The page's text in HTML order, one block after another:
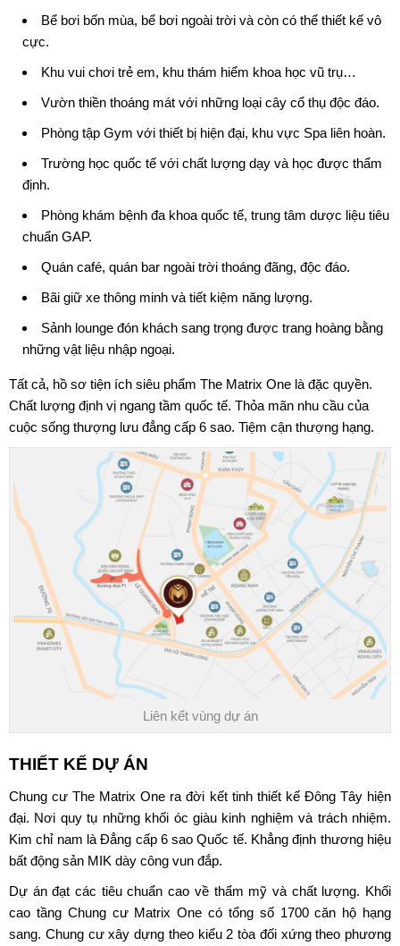
Bể bơi bốn mùa, bể bơi ngoài trời và còn có thể thiết kế vô
cực.
Khu vui chơi trẻ em, khu thám hiểm khoa học vũ trụ…
Vườn thiền thoáng mát với những loại cây cổ thụ độc đáo.
Phòng tập Gym với thiết bị hiện đại, khu vực Spa liên hoàn.
Trường học quốc tế với chất lượng dạy và học được thẩm
định.
Phòng khám bệnh đa khoa quốc tế, trung tâm dược liệu tiêu
chuẩn GAP.
Quán café, quán bar ngoài trời thoáng đãng, độc đáo.
Bãi giữ xe thông minh và tiết kiệm năng lượng.
Sảnh lounge đón khách sang trọng được trang hoàng bằng
những vật liệu nhập ngoại.
Tất cả, hồ sơ tiện ích siêu phẩm The Matrix One là đặc quyền.
Chất lượng định vị ngang tầm quốc tế. Thỏa mãn nhu cầu của
cuộc sống thượng lưu đẳng cấp 6 sao. Tiệm cận thượng hạng.
Liên kết vùng dự án
THIẾT KẾ DỰ ÁN
Chung cư The Matrix One ra đời kết tinh thiết kế Đông Tây hiện
đại. Nơi quy tụ những khối óc giàu kinh nghiệm và trách nhiệm.
Kim chỉ nam là Đẳng cấp 6 sao Quốc tế. Khẳng định thương hiệu
bất động sản MIK dày công vun đắp.
Dự án đạt các tiêu chuẩn cao về thẩm mỹ và chất lượng. Khối
cao tầng Chung cư Matrix One có tổng số 1700 căn hộ hạng
sang. Chung cư xây dựng theo kiểu 2 tòa đối xứng theo phương